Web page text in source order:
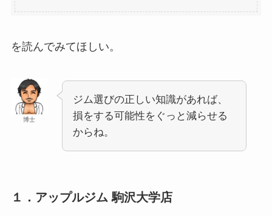
を読んでみてほしい。
博士
ジム選びの正しい知識があれば、
損をする可能性をぐっと減らせる
からね。
１．アップルジム 駒沢大学店